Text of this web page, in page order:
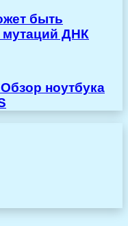
быть
мутаций ДНК
ноутбука